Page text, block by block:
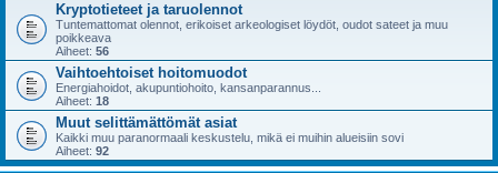
Kryptotieteet ja taruolennot
Tuntemattomat olennot, erikoiset arkeologiset löydöt, oudot sateet ja muu
poikkeava
Aiheet: 56
Vaihtoehtoiset hoitomuodot
Energiahoidot, akupuntiohoito, kansanparannus...
Aiheet: 18
Muut selittämättömät asiat
Kaikki muu paranormaali keskustelu, mikä ei muihin alueisiin sovi
Aiheet: 92